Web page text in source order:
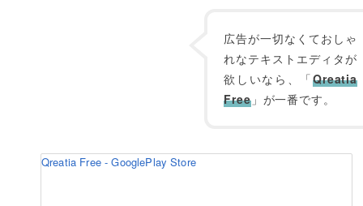
広告が一切なくておしゃ
れなテキストエディタが
欲しいなら、「Qreatia
Free」が一番です。
Qreatia Free - GooglePlay Store